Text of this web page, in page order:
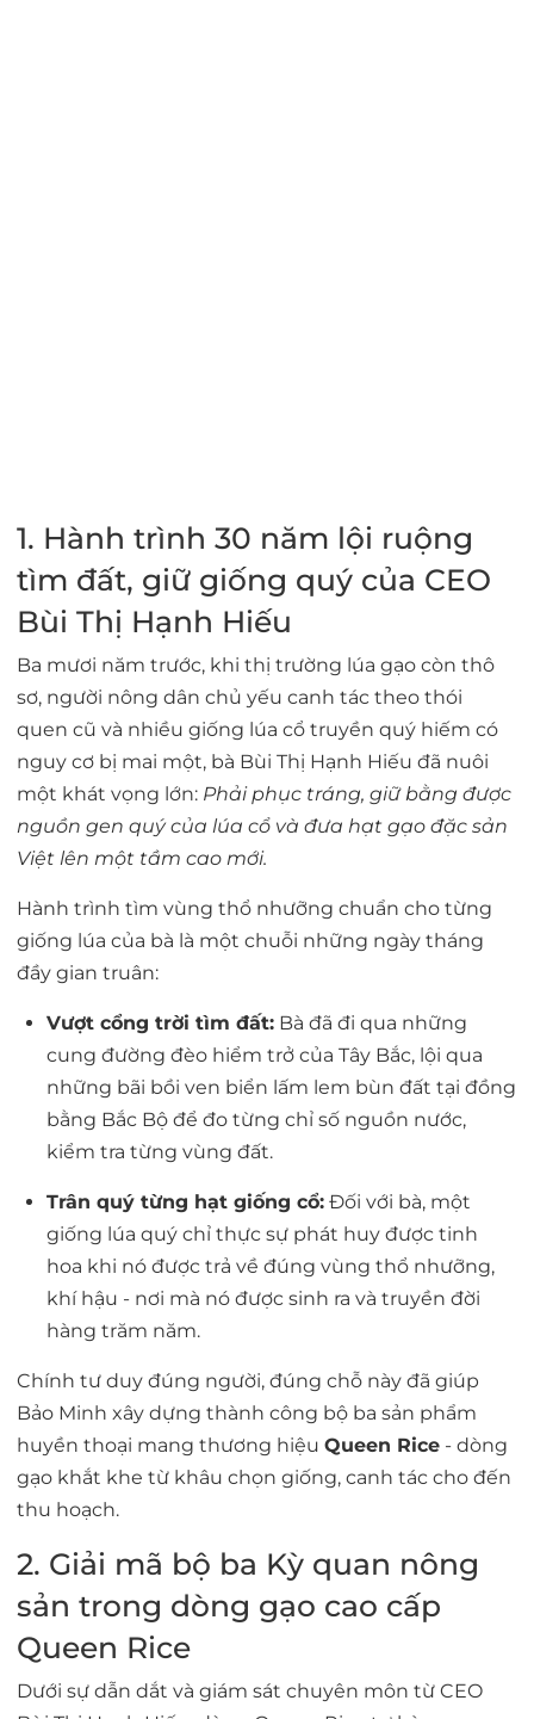
1. Hành trình 30 năm lội ruộng
tìm đất, giữ giống quý của CEO
Bùi Thị Hạnh Hiếu
Ba mươi năm trước, khi thị trường lúa gạo còn thô
sơ, người nông dân chủ yếu canh tác theo thói
quen cũ và nhiều giống lúa cổ truyền quý hiếm có
nguy cơ bị mai một, bà Bùi Thị Hạnh Hiếu đã nuôi
một khát vọng lớn: Phải phục tráng, giữ bằng được
nguồn gen quý của lúa cổ và đưa hạt gạo đặc sản
Việt lên một tầm cao mới.
Hành trình tìm vùng thổ nhưỡng chuẩn cho từng
giống lúa của bà là một chuỗi những ngày tháng
đầy gian truân:
Vượt cổng trời tìm đất: Bà đã đi qua những
cung đường đèo hiểm trở của Tây Bắc, lội qua
những bãi bồi ven biển lấm lem bùn đất tại đồng
bằng Bắc Bộ để đo từng chỉ số nguồn nước,
kiểm tra từng vùng đất.
Trân quý từng hạt giống cổ: Đối với bà, một
giống lúa quý chỉ thực sự phát huy được tinh
hoa khi nó được trả về đúng vùng thổ nhưỡng,
khí hậu - nơi mà nó được sinh ra và truyền đời
hàng trăm năm.
Chính tư duy đúng người, đúng chỗ này đã giúp
Bảo Minh xây dựng thành công bộ ba sản phẩm
huyền thoại mang thương hiệu Queen Rice - dòng
gạo khắt khe từ khâu chọn giống, canh tác cho đến
thu hoạch.
2. Giải mã bộ ba Kỳ quan nông
sản trong dòng gạo cao cấp
Queen Rice
Dưới sự dẫn dắt và giám sát chuyên môn từ CEO